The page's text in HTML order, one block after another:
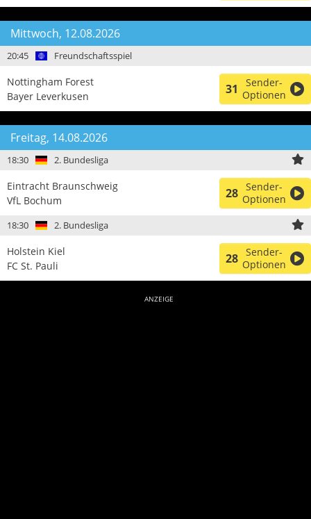
Mittwoch, 12.08.2026
20:45 Freundschaftsspiel
Nottingham Forest
Bayer Leverkusen
31
Sender-
Optionen
Freitag, 14.08.2026
18:30 2. Bundesliga
Eintracht Braunschweig
VfL Bochum
28 Sender-
Optionen
18:30 2. Bundesliga
Holstein Kiel
FC St. Pauli
28 Sender-
Optionen
ANZEIGE